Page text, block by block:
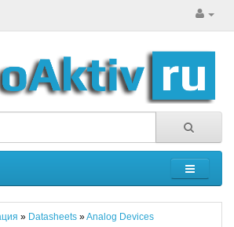
» Datasheets »Analog Devices